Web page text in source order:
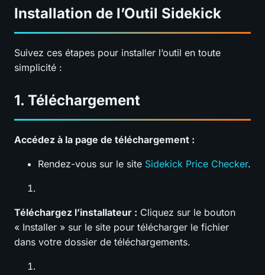
Installation de l’Outil Sidekick
Suivez ces étapes pour installer l’outil en toute
simplicité :
1. Téléchargement
Accédez à la page de téléchargement :
Rendez-vous sur le site Sidekick Price Checker.
Téléchargez l’installateur : Cliquez sur le bouton
« Installer » sur le site pour télécharger le fichier
dans votre dossier de téléchargements.